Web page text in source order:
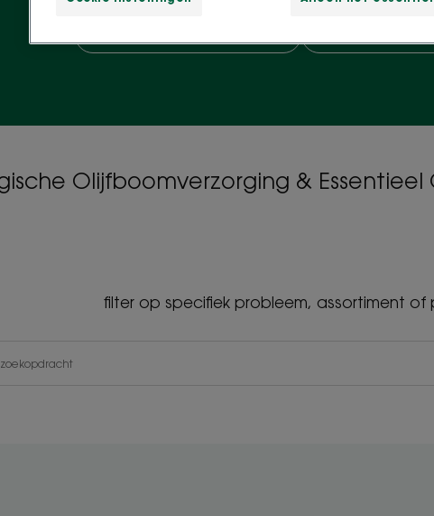
Olijfboomverzorging &
filter op specifiek probleem, assortiment